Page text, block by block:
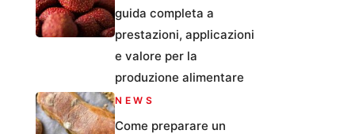
guida completa a
prestazioni, applicazioni
e valore per la
produzione alimentare
NEWS
Come preparare un